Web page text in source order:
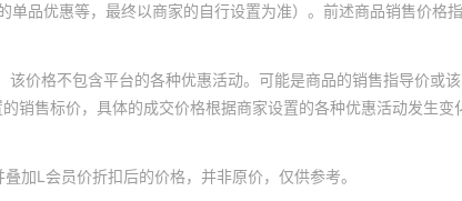
品优惠等，最终以商家的自行设置为准）。前述商品销售价格
价格不包含平台的各种优惠活动。可能是商品的销售指导价或
销售标价，具体的成交价格根据商家设置的各种优惠活动发生变
加L会员价折扣后的价格，并非原价，仅供参考。